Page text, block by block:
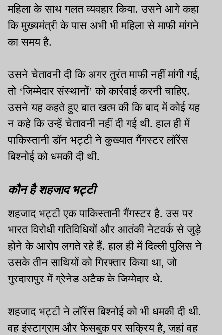
महिला के साथ गलत व्यवहार किया. उसने आगे कहा
कि मुख्यमंत्री के पास अभी भी महिला से माफी मांगने
का समय है.
उसने चेतावनी दी कि अगर तुरंत माफी नहीं मांगी गई,
तो ‘जिम्मेदार संस्थानों’ को कार्रवाई करनी चाहिए.
उसने यह कहते हुए बात खत्म की कि बाद में कोई यह
न कहे कि उन्हें चेतावनी नहीं दी गई थी. हाल ही में
पाकिस्तानी डॉन भट्टी ने कुख्यात गैंगस्टर लॉरेंस
बिश्नोई को धमकी दी थी.
कौन है शहजाद भट्टी
शहजाद भट्टी एक पाकिस्तानी गैंगस्टर है. उस पर
भारत विरोधी गतिविधियों और आतंकी नेटवर्क से जुड़े
होने के आरोप लगते रहे हैं. हाल ही में दिल्ली पुलिस ने
उसके तीन साथियों को गिरफ्तार किया था, जो
गुरदासपुर में ग्रेनेड अटैक के जिम्मेदार थे.
शहजाद भट्टी ने लॉरेंस बिश्नोई को भी धमकी दी थी.
वह इंस्टाग्राम और फेसबुक पर सक्रिय है, जहां वह